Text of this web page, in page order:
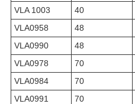
VLA 1003
40
VLA0958
48
VLA0990
48
VLA0978
70
VLA0984
70
VLA0991
70